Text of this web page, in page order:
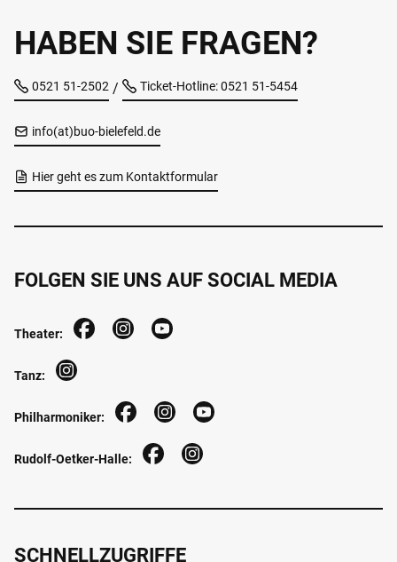
HABEN SIE FRAGEN?
0521 51-2502 / Ticket-Hotline: 0521 51-5454
info(at)buo-bielefeld.de
Hier geht es zum Kontaktformular
SCHNELLZUGRIFFE
FOLGEN SIE UNS AUF SOCIAL MEDIA
Theater:
Tanz:
Philharmoniker:
Rudolf-Oetker-Halle: